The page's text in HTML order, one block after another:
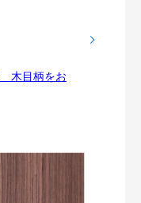
木目柄をお